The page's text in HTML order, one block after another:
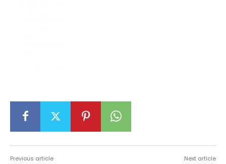
Previous article Next article